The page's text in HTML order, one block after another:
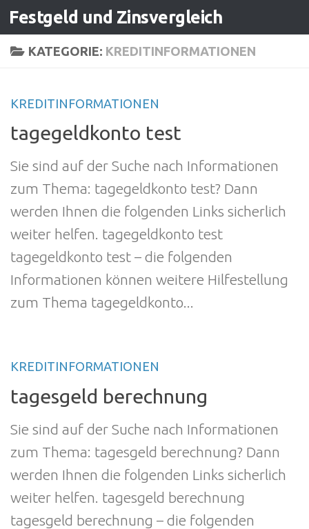
Zum Inhalt springen
Festgeld und Zinsvergleich
KATEGORIE: KREDITINFORMATIONEN
KREDITINFORMATIONEN
tagegeldkonto test
Sie sind auf der Suche nach Informationen
zum Thema: tagegeldkonto test? Dann
werden Ihnen die folgenden Links sicherlich
weiter helfen. tagegeldkonto test
tagegeldkonto test – die folgenden
Informationen können weitere Hilfestellung
zum Thema tagegeldkonto...
KREDITINFORMATIONEN
tagesgeld berechnung
Sie sind auf der Suche nach Informationen
zum Thema: tagesgeld berechnung? Dann
werden Ihnen die folgenden Links sicherlich
weiter helfen. tagesgeld berechnung
tagesgeld berechnung – die folgenden